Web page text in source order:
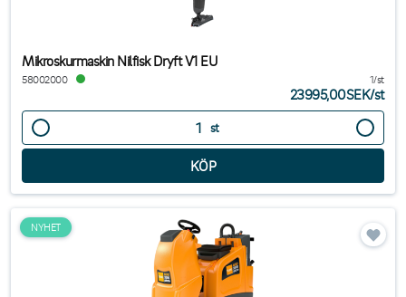
Mikroskurmaskin Nilfisk Dryft V1 EU
58002000 1/st
23995,00SEK/st
st
NYHET